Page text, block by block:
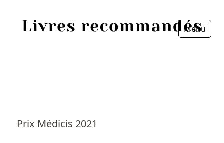
Menu
Prix Médicis 2021
Fermer